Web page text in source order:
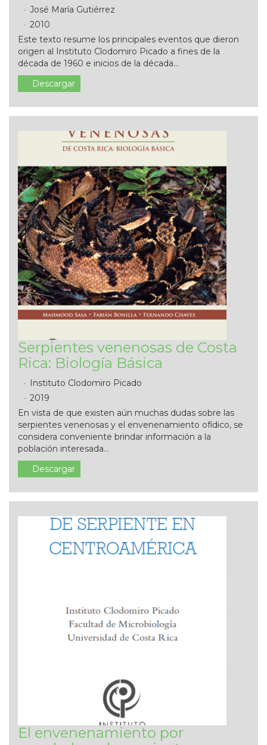
José María Gutiérrez
2010
Este texto resume los principales eventos que dieron
origen al Instituto Clodomiro Picado a fines de la
década de 1960 e inicios de la década...
Descargar
Serpientes venenosas de Costa
Rica: Biología Básica
Instituto Clodomiro Picado
2019
En vista de que existen aún muchas dudas sobre las
serpientes venenosas y el envenenamiento ofídico, se
considera conveniente brindar información a la
población interesada...
Descargar
El envenenamiento por